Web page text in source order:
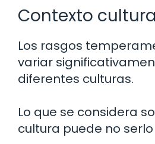
Contexto
Los rasgos
variar
diferentes culturas.
Lo que se considera
cultura puede no